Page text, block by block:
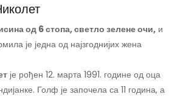
од 6 стопа, светло зелене очи, и
је једна од најзгоднијих жена
је рођен 12. марта 1991. године од оца
Голф је започела са 11 година, а